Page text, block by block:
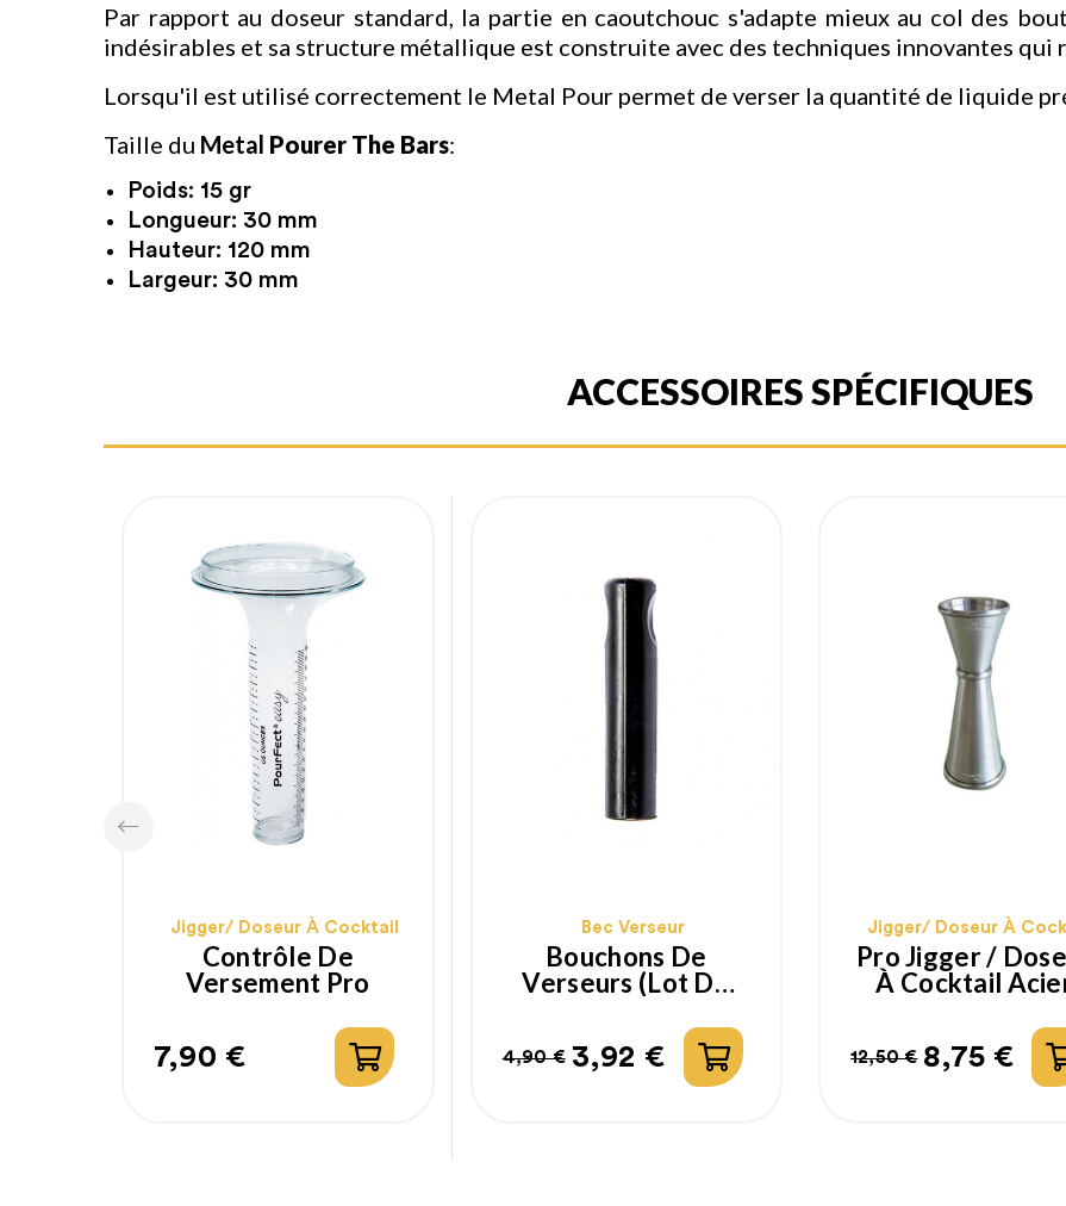
Par rapport au doseur standard, la partie en caoutchouc s'adapte mieux au col des
indésirables et sa structure métallique est construite avec des techniques innovantes qui
Lorsqu'il est utilisé correctement le Metal Pour permet de verser la quantité de liquide
Taille du Metal Pourer The Bars:
Poids: 15 gr
Longueur: 30 mm
Hauteur: 120 mm
Largeur: 30 mm
ACCESSOIRES SPÉCIFIQUES
Jigger/ Doseur À Cocktail
Contrôle De
Versement Pro
Prix
7,90 €
Bec Verseur
Bouchons De
Verseurs (lot De
Prix
4,90 €
Prix 3,92 €
Jigger/ Doseur À
Pro Jigger /
À Cocktail
Prix
12,50 €
Prix 8,75 €